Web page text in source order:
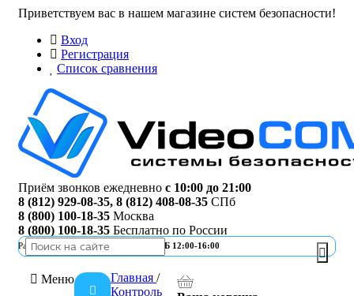
Приветствуем вас в нашем магазине систем безопасности!
Вход
Регистрация
Список сравнения
Приём звонков ежедневно с 10:00 до 21:00
8 (812) 929-08-35, 8 (812) 408-08-35 СПб
8 (800) 100-18-35 Москва
8 (800) 100-18-35 Бесплатно по России
Работа офисаПН-ПТ 10:00-19:00 | СБ 12:00-16:00
Меню Главная /
Контроль